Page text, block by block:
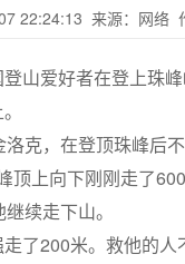
22:24:13 来源：网络
山爱好者在登上珠
克，在登顶珠峰后
顶上向下刚刚走了
续走下山。
了200米。救他的